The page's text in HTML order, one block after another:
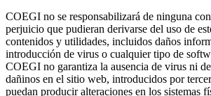
COEGI no se responsabilizará de ninguna
perjuicio que pudieran derivarse del uso de
contenidos y utilidades, incluidos daños
introducción de virus o cualquier tipo de
COEGI no garantiza la ausencia de virus ni
dañinos en el sitio web, introducidos por
puedan producir alteraciones en los sistemas